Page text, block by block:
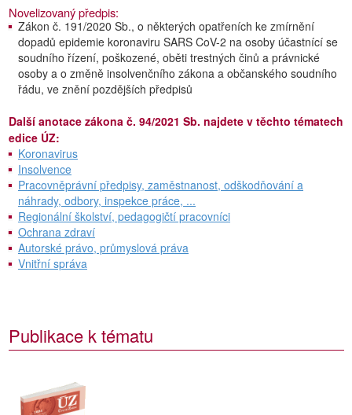
Novelizovaný předpis:
Zákon č. 191/2020 Sb., o některých opatřeních ke zmírnění
dopadů epidemie koronaviru SARS CoV-2 na osoby účastnící se
soudního řízení, poškozené, oběti trestných činů a právnické
osoby a o změně insolvenčního zákona a občanského soudního
řádu, ve znění pozdějších předpisů
Další anotace zákona č. 94/2021 Sb. najdete v těchto tématech
edice ÚZ:
Koronavirus
Insolvence
Pracovněprávní předpisy, zaměstnanost, odškodňování a
náhrady, odbory, inspekce práce, ...
Regionální školství, pedagogičtí pracovníci
Ochrana zdraví
Autorské právo, průmyslová práva
Vnitřní správa
Publikace k tématu